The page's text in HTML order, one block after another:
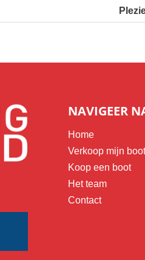
NAVIGEER
Home
Verkoop mijn
Koop een boot
Het team
Contact